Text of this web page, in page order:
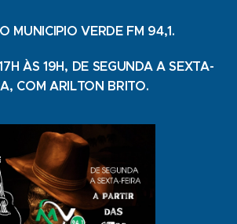
MUNICIPIO VERDE FM 94,1.
ÀS 19H, DE SEGUNDA A SEXTA-
COM ARILTON BRITO.